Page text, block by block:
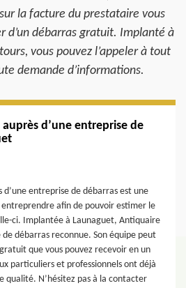
la facture du prestataire vous
d’un débarras gratuit. Implanté à
vous pouvez l’appeler à tout
demande d’informations.
d’une entreprise de
d’une entreprise de débarras est une
entreprendre afin de pouvoir estimer le
ci. Implantée à Launaguet, Antiquaire
débarras reconnue. Son équipe peut
que vous pouvez recevoir en un
particuliers et professionnels ont déjà
qualité. N’hésitez pas à la contacter